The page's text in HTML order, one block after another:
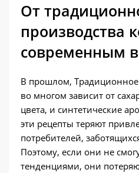
От
производства
современным
В прошлом, Традиционное
во многом зависит от
цвета, и синтетические
эти рецепты теряют
потребителей,
Поэтому, если они не
тенденциями, они